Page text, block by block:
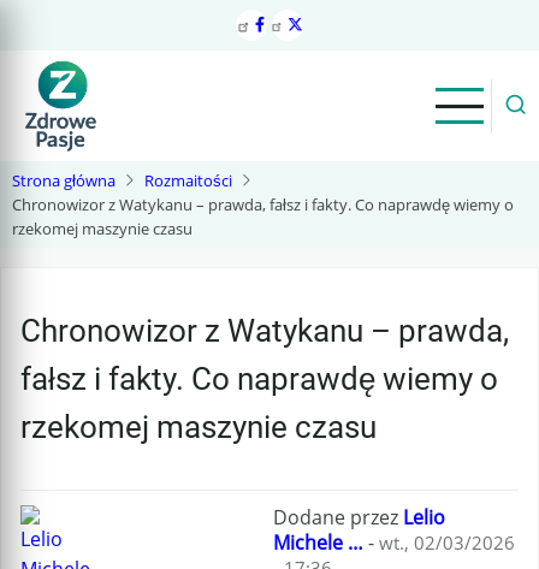
treści
Strona główna
Rozmaitości
Chronowizor z Watykanu – prawda, fałsz i fakty. Co naprawdę wiemy o
rzekomej maszynie czasu
Chronowizor z Watykanu – prawda,
fałsz i fakty. Co naprawdę wiemy o
rzekomej maszynie czasu
Dodane przez Lelio
Michele … -wt., 02/03/2026